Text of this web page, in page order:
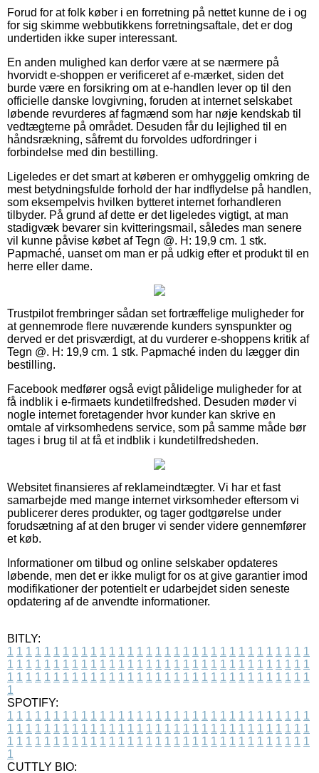
Forud for at folk køber i en forretning på nettet kunne de i og
for sig skimme webbutikkens forretningsaftale, det er dog
undertiden ikke super interessant.
En anden mulighed kan derfor være at se nærmere på
hvorvidt e-shoppen er verificeret af e-mærket, siden det
burde være en forsikring om at e-handlen lever op til den
officielle danske lovgivning, foruden at internet selskabet
løbende revurderes af fagmænd som har nøje kendskab til
vedtægterne på området. Desuden får du lejlighed til en
håndsrækning, såfremt du forvoldes udfordringer i
forbindelse med din bestilling.
Ligeledes er det smart at køberen er omhyggelig omkring de
mest betydningsfulde forhold der har indflydelse på handlen,
som eksempelvis hvilken bytteret internet forhandleren
tilbyder. På grund af dette er det ligeledes vigtigt, at man
stadigvæk bevarer sin kvitteringsmail, således man senere
vil kunne påvise købet af Tegn @. H: 19,9 cm. 1 stk.
Papmaché, uanset om man er på udkig efter et produkt til en
herre eller dame.
Trustpilot frembringer sådan set fortræffelige muligheder for
at gennemrode flere nuværende kunders synspunkter og
derved er det prisværdigt, at du vurderer e-shoppens kritik af
Tegn @. H: 19,9 cm. 1 stk. Papmaché inden du lægger din
bestilling.
Facebook medfører også evigt pålidelige muligheder for at
få indblik i e-firmaets kundetilfredshed. Desuden møder vi
nogle internet foretagender hvor kunder kan skrive en
omtale af virksomhedens service, som på samme måde bør
tages i brug til at få et indblik i kundetilfredsheden.
Websitet finansieres af reklameindtægter. Vi har et fast
samarbejde med mange internet virksomheder eftersom vi
publicerer deres produkter, og tager godtgørelse under
forudsætning af at den bruger vi sender videre gennemfører
et køb.
Informationer om tilbud og online selskaber opdateres
løbende, men det er ikke muligt for os at give garantier imod
modifikationer der potentielt er udarbejdet siden seneste
opdatering af de anvendte informationer.
BITLY:
1 1 1 1 1 1 1 1 1 1 1 1 1 1 1 1 1 1 1 1 1 1 1 1 1 1 1 1 1 1 1 1 1
1 1 1 1 1 1 1 1 1 1 1 1 1 1 1 1 1 1 1 1 1 1 1 1 1 1 1 1 1 1 1 1 1
1 1 1 1 1 1 1 1 1 1 1 1 1 1 1 1 1 1 1 1 1 1 1 1 1 1 1 1 1 1 1 1 1
1
SPOTIFY:
1 1 1 1 1 1 1 1 1 1 1 1 1 1 1 1 1 1 1 1 1 1 1 1 1 1 1 1 1 1 1 1 1
1 1 1 1 1 1 1 1 1 1 1 1 1 1 1 1 1 1 1 1 1 1 1 1 1 1 1 1 1 1 1 1 1
1 1 1 1 1 1 1 1 1 1 1 1 1 1 1 1 1 1 1 1 1 1 1 1 1 1 1 1 1 1 1 1 1
1
CUTTLY BIO: